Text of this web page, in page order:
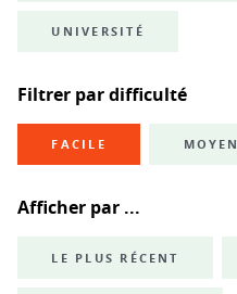
UNIVERSITÉ
Filtrer par difficulté
FACILE MOYEN
Afficher par ...
LE PLUS RÉCENT